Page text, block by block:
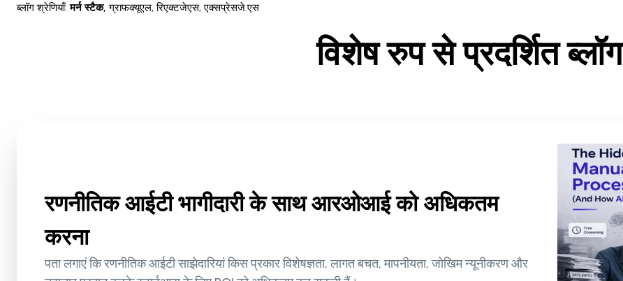
ब्लॉग श्रेणियाँ: मर्न स्टैक, ग्राफक्यूएल,रिएक्टजेएस,एक्सप्रेसजे.एस
विशेष रुप से प्रदर्शित ब्लॉग
रणनीतिक आईटी भागीदारी के साथ आरओआई को अधिकतम
करना
पता लगाएं कि रणनीतिक आईटी साझेदारियां किस प्रकार विशेषज्ञता, लागत बचत, मापनीयता, जोखिम न्यूनीकरण और